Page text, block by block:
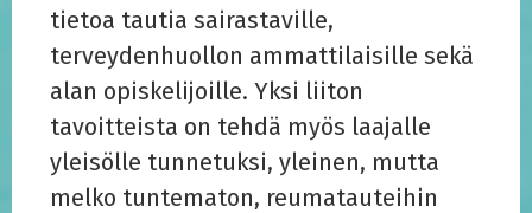
tietoa tautia sairastaville,
terveydenhuollon ammattilaisille sekä
alan opiskelijoille. Yksi liiton
tavoitteista on tehdä myös laajalle
yleisölle tunnetuksi, yleinen, mutta
melko tuntematon, reumatauteihin